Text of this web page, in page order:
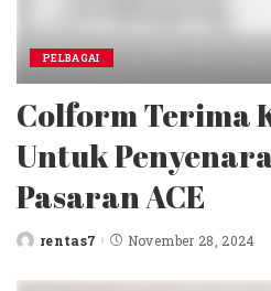
PELBAGAI
Colform Terima
Untuk
Pasaran ACE
Postedrentas7 November 28, 2024